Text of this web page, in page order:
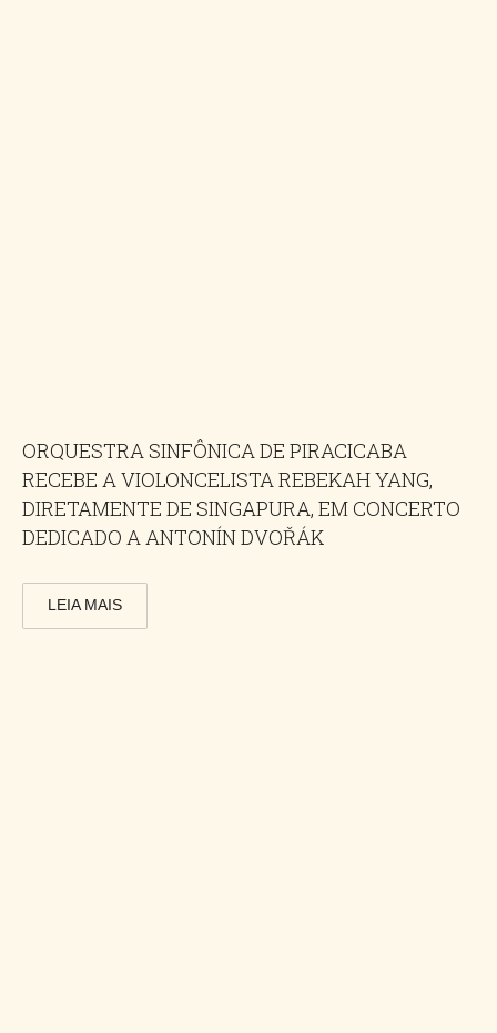
ORQUESTRA SINFÔNICA DE PIRACICABA
RECEBE A VIOLONCELISTA REBEKAH YANG,
DIRETAMENTE DE SINGAPURA, EM CONCERTO
DEDICADO A ANTONÍN DVOŘÁK
LEIA MAIS